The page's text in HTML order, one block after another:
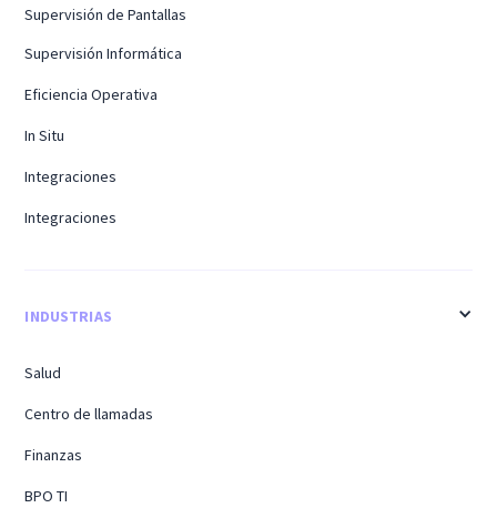
Supervisión de Pantallas
Supervisión Informática
Eficiencia Operativa
In Situ
Integraciones
Integraciones
INDUSTRIAS
Salud
Centro de llamadas
Finanzas
BPO TI